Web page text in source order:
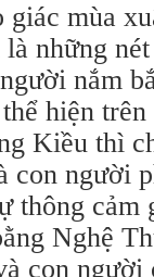
mùa
những
nắm
hiện
Kiều thì
người
thông
Nghệ
con